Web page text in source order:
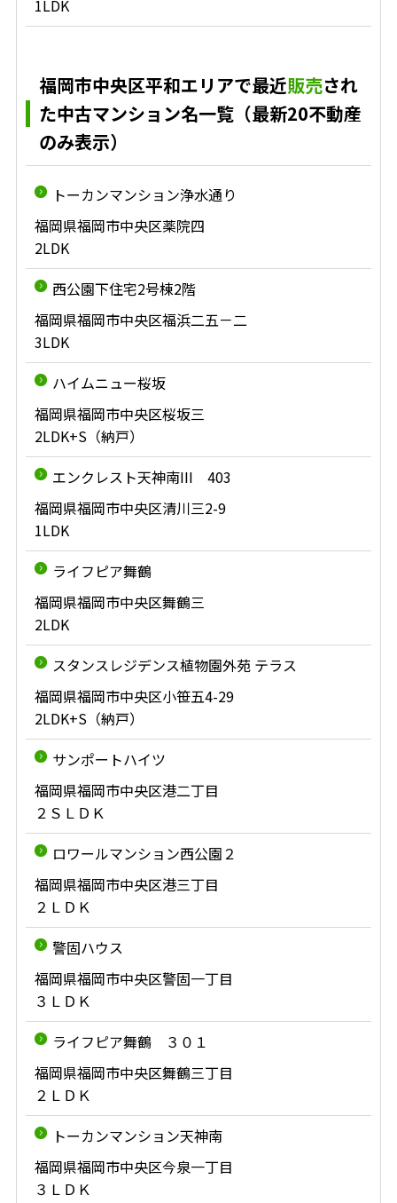
1LDK
福岡市中央区平和エリアで最近販売され
た中古マンション名一覧（最新20不動産
のみ表示）
トーカンマンション浄水通り
福岡県福岡市中央区薬院四
2LDK
西公園下住宅2号棟2階
福岡県福岡市中央区福浜二五－二
3LDK
ハイムニュー桜坂
福岡県福岡市中央区桜坂三
2LDK+S（納戸）
エンクレスト天神南III 403
福岡県福岡市中央区清川三2-9
1LDK
ライフピア舞鶴
福岡県福岡市中央区舞鶴三
2LDK
スタンスレジデンス植物園外苑 テラス
福岡県福岡市中央区小笹五4-29
2LDK+S（納戸）
サンポートハイツ
福岡県福岡市中央区港二丁目
２ＳＬＤＫ
ロワールマンション西公園２
福岡県福岡市中央区港三丁目
２ＬＤＫ
警固ハウス
福岡県福岡市中央区警固一丁目
３ＬＤＫ
ライフピア舞鶴 ３０１
福岡県福岡市中央区舞鶴三丁目
２ＬＤＫ
トーカンマンション天神南
福岡県福岡市中央区今泉一丁目
３ＬＤＫ